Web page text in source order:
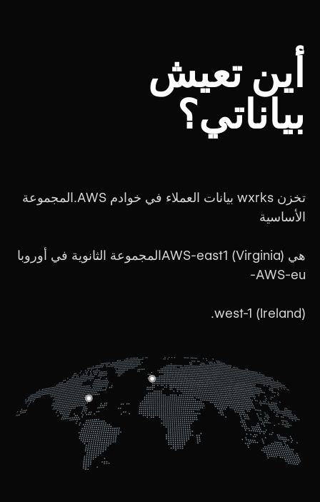
أين تعيش
بياناتي؟
تخزن wxrks بيانات العملاء في خوادم AWS.المجموعة
الأساسية
هي AWS-east1 (Virginia)المجموعة الثانوية في أوروبا
AWS-eu-
west-1 (Ireland).